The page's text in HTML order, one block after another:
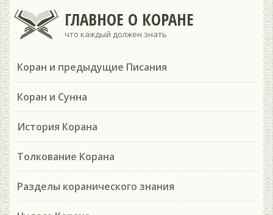
ГЛАВНОЕ О КОРАНЕ
что каждый должен знать
Коран и предыдущие Писания
Коран и Сунна
История Корана
Толкование Корана
Разделы коранического знания